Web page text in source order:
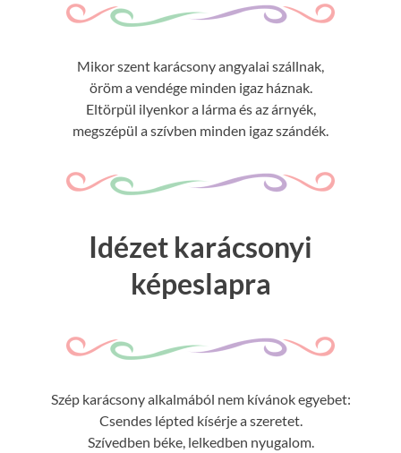
Mikor szent karácsony angyalai szállnak,
öröm a vendége minden igaz háznak.
Eltörpül ilyenkor a lárma és az árnyék,
megszépül a szívben minden igaz szándék.
Idézet karácsonyi
képeslapra
Szép karácsony alkalmából nem kívánok egyebet:
Csendes lépted kísérje a szeretet.
Szívedben béke, lelkedben nyugalom.